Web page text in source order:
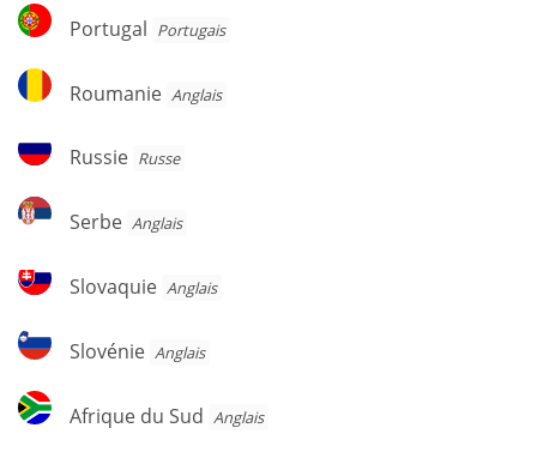
Portugal
Portugal Portugais
Roumanie
Roumanie Anglais
Russie
Russie Russe
Serbe
Serbe Anglais
Slovaquie
Slovaquie Anglais
Slovénie
Slovénie Anglais
Afrique
du
Afrique du Sud Anglais